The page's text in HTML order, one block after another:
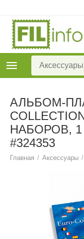
АЛЬБОМ-
НАБОРОВ, 1
#324353
Главная / Аксессуары /